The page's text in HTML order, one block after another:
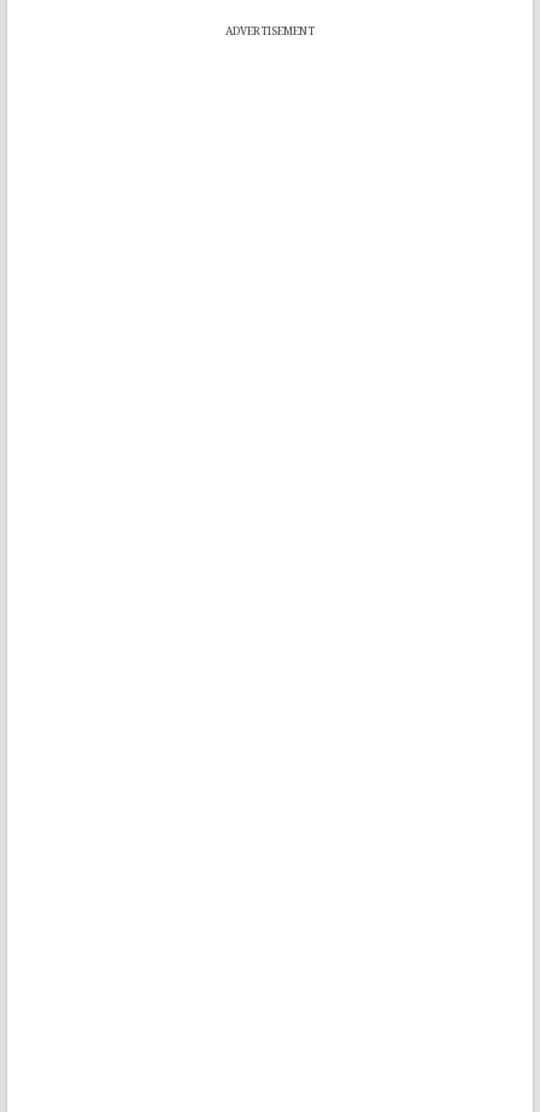
ADVERTISEMENT